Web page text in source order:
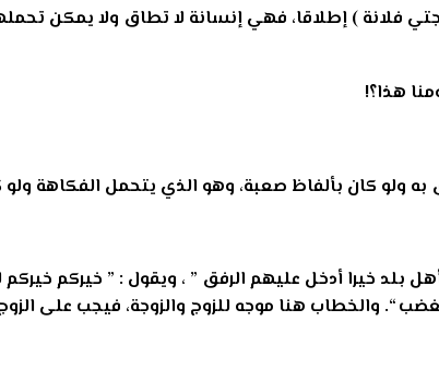
فلانة ) إطلاقا، فهي إنسانة لا تطاق ولا يمكن
هذا؟!
به ولو كان بألفاظ صعبة، وهو الذي يتحمل الفكاهة
بلد خيرا أدخل عليهم الرفق ” ، ويقول : ” خيركم
“. والخطاب هنا موجه للزوج والزوجة، فيجب على